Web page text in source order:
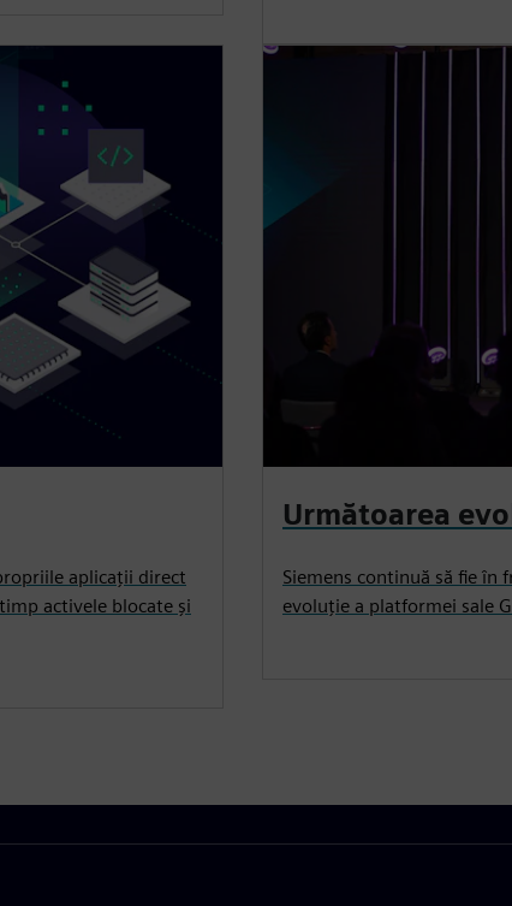
aplicații direct
activele blocate și
Următoarea
Siemens continuă să fie
evoluție a platformei sale